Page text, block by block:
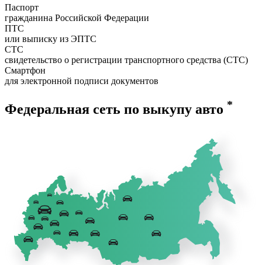
Паспорт
гражданина Российской Федерации
ПТС
или выписку из ЭПТС
СТС
свидетельство о регистрации транспортного средства (СТС)
Смартфон
для электронной подписи документов
Федеральная сеть по выкупу авто *